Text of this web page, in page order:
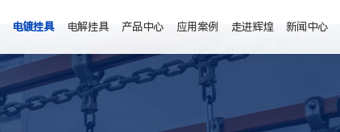
电镀挂具 电解挂具 产品中心 应用案例 走进辉煌 新闻中心